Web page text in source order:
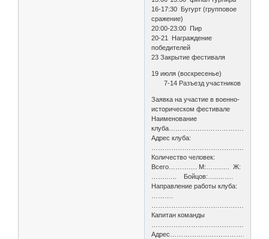
16-17:30 Бугурт (групповое
сражение)
20:00-23:00 Пир
20-21 Награждение
победителей
23 Закрытие фестиваля
19 июля (воскресенье)
7-14 Разъезд участников
Заявка на участие в военно-
историческом фестивале
Наименование
Адрес клуба:
Количество человек:
Всего…………. М:…….…. Ж:
…….….. Бойцов:…..…….
Направление работы клуба:
Капитан команды